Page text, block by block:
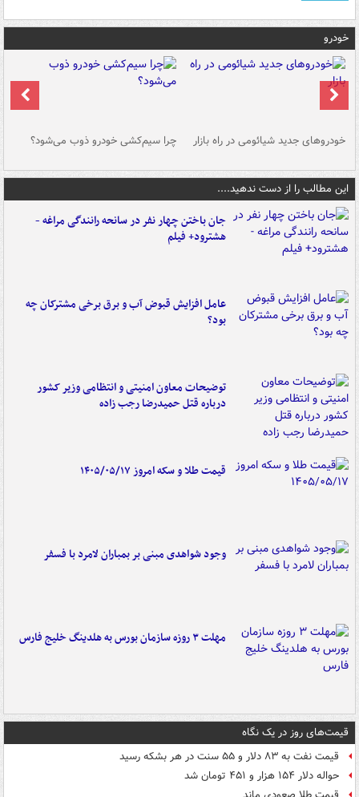
خودرو
خودروهای جدید شیائومی در راه بازار چرا سیم‌کشی خودرو ذوب می‌شود؟
این مطالب را از دست ندهید....
جان باختن چهار نفر در سانحه رانندگی مراغه -
هشترود+ فیلم
عامل افزایش قبوض آب و برق برخی مشترکان چه
بود؟
توضیحات معاون امنیتی و انتظامی وزیر کشور
درباره قتل حمیدرضا رجب زاده
قیمت طلا و سکه امروز ۱۴۰۵/۰۵/۱۷
وجود شواهدی مبنی بر بمباران لامرد با فسفر
مهلت ۳ روزه سازمان بورس به هلدینگ خلیج فارس
قیمت‌های روز در یک نگاه
قیمت نفت به ۸۳ دلار و ۵۵ سنت در هر بشکه رسید
حواله دلار ۱۵۴ هزار و ۴۵۱ تومان شد